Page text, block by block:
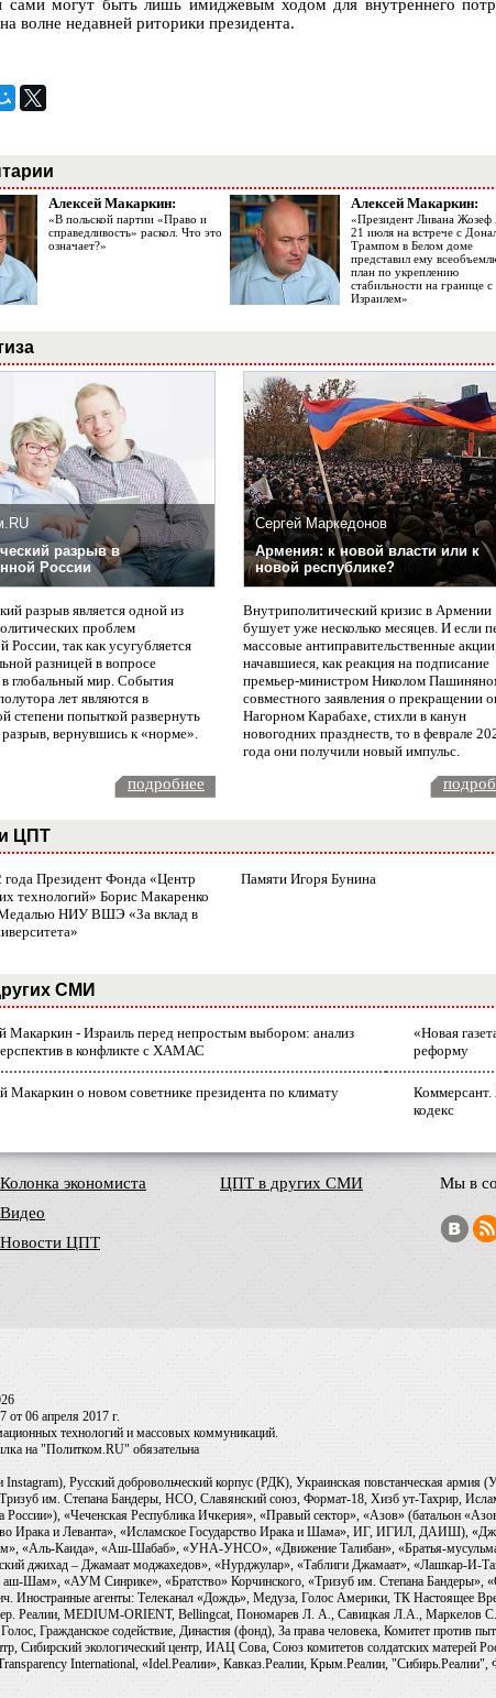
сами могут быть лишь имиджевым ходом для внутреннего
волне недавней риторики президента.
Алексей Макаркин:
«В польской партии «Право и
справедливость» раскол. Что это
означает?»
Алексей Макаркин:
«Президент Ливана Жозеф
21 июля на встрече с
Трампом в Белом доме
представил ему
план по укреплению
стабильности на границе с
Израилем»
разрыв в
России
разрыв является одной из
проблем
России, так как усугубляется
разницей в вопросе
в глобальный мир. События
лет являются в
степени попыткой развернуть
разрыв, вернувшись к «норме».
Сергей Маркедонов
Армения: к новой власти или к
новой республике?
Внутриполитический кризис в Армении
бушует уже несколько месяцев. И если
массовые антиправительственные
начавшиеся, как реакция на подписание
премьер-министром Николом
совместного заявления о прекращении
Нагорном Карабахе, стихли в канун
новогодних празднеств, то в феврале
года они получили новый импульс.
подробнее
ЦПТ
года Президент Фонда «Центр
технологий» Борис Макаренко
НИУ ВШЭ «За вклад в
Памяти Игоря Бунина
СМИ
Макаркин - Израиль перед непростым выбором: анализ
в конфликте с ХАМАС
«Новая
реформу
Макаркин о новом советнике президента по климату
Коммерсант.
кодекс
Колонка экономиста
Видео
Новости ЦПТ
ЦПТ в других СМИ Мы в
от 06 апреля 2017 г.
технологий и массовых коммуникаций.
на "Политком.RU" обязательна
Русский добровольческий корпус (РДК), Украинская повстанческая
им. Степана Бандеры, НСО, Славянский союз, Формат-18, Хизб ут-Тахрир,
«Чеченская Республика Ичкерия», «Правый сектор», «Азов» (батальон
Ирака и Леванта», «Исламское Государство Ирака и Шама», ИГ, ИГИЛ, ДАИШ),
«Аль-Каида», «Аш-Шабаб», «УНА-УНСО», «Движение Талибан», «Братья-
джихад – Джамаат моджахедов», «Нурджулар», «Таблиги Джамаат», «Лашкар-И-
Шам», «АУМ Синрике», «Братство» Корчинского, «Тризуб им. Степана Бандеры»,
агенты: Телеканал «Дождь», Медуза, Голос Америки, ТК Настоящее
Реалии, MEDIUM-ORIENT, Bellingcat, Пономарев Л. А., Савицкая Л.А.,
Гражданское содействие, Династия (фонд), За права человека, Комитет против
Сибирский экологический центр, ИАЦ Сова, Союз комитетов солдатских матерей
International, «Idel.Реалии», Кавказ.Реалии, Крым.Реалии, "Сибирь.Реалии",